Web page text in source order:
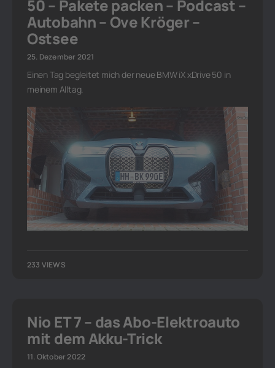
50 – Pakete packen – Podcast –
Autobahn – Ove Kröger –
Ostsee
25. Dezember 2021
Einen Tag begleitet mich der neue BMW iX xDrive 50 in
meinem Alltag.
233 VIEWS
Nio ET 7 – das Abo-Elektroauto
mit dem Akku-Trick
11. Oktober 2022